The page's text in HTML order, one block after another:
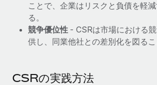
ことで、企業はリスクと負債を軽
る。
競争優位性 - CSRは市場における
供し、同業他社との差別化を図るこ
CSRの実践方法